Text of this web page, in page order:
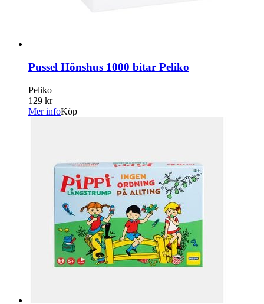
Pussel Hönshus 1000 bitar Peliko
Peliko
129 kr
Mer infoKöp